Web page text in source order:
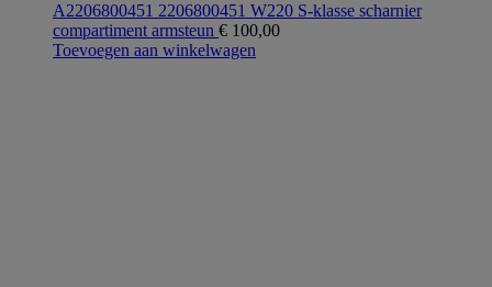
A2206800451 2206800451 W220 S-klasse scharnier
compartiment armsteun € 100,00
Toevoegen aan winkelwagen